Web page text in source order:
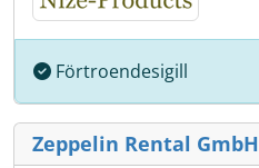
Förtroendesigill
Zeppelin Rental GmbH